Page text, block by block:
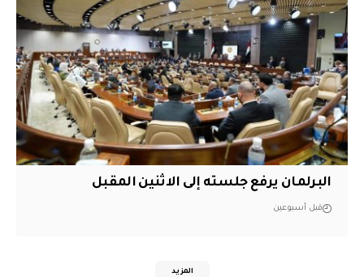
البرلمان يرفع جلسته إلى الاثنين المقبل
قبل أسبوعين
المزيد